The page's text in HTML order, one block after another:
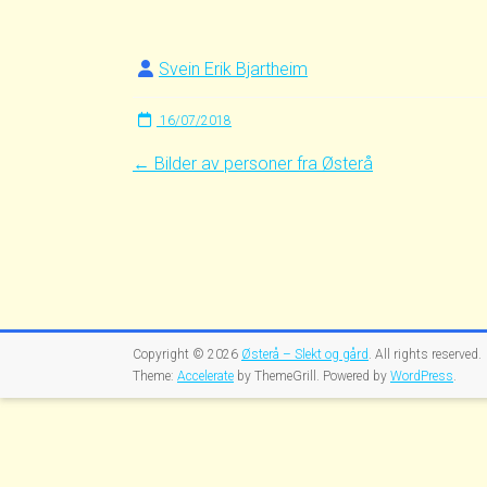
Svein Erik Bjartheim
16/07/2018
← Bilder av personer fra Østerå
Copyright © 2026 Østerå – Slekt og gård. All rights reserved.
Theme: Accelerate by ThemeGrill. Powered by WordPress.